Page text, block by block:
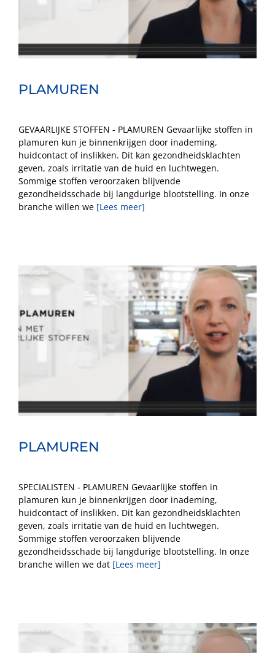
PLAMUREN
GEVAARLIJKE STOFFEN - PLAMUREN Gevaarlijke stoffen in
plamuren kun je binnenkrijgen door inademing,
huidcontact of inslikken. Dit kan gezondheidsklachten
geven, zoals irritatie van de huid en luchtwegen.
Sommige stoffen veroorzaken blijvende
gezondheidsschade bij langdurige blootstelling. In onze
branche willen we [Lees meer]
PLAMUREN
SPECIALISTEN - PLAMUREN Gevaarlijke stoffen in
plamuren kun je binnenkrijgen door inademing,
huidcontact of inslikken. Dit kan gezondheidsklachten
geven, zoals irritatie van de huid en luchtwegen.
Sommige stoffen veroorzaken blijvende
gezondheidsschade bij langdurige blootstelling. In onze
branche willen we dat [Lees meer]